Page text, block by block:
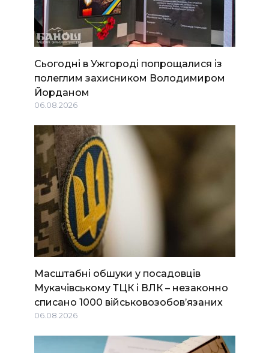
Сьогодні в Ужгороді попрощалися із
полеглим захисником Володимиром
Йорданом
06.08.2026
Масштабні обшуки у посадовців
Мукачівському ТЦК і ВЛК – незаконно
списано 1000 військовозобов’язаних
06.08.2026